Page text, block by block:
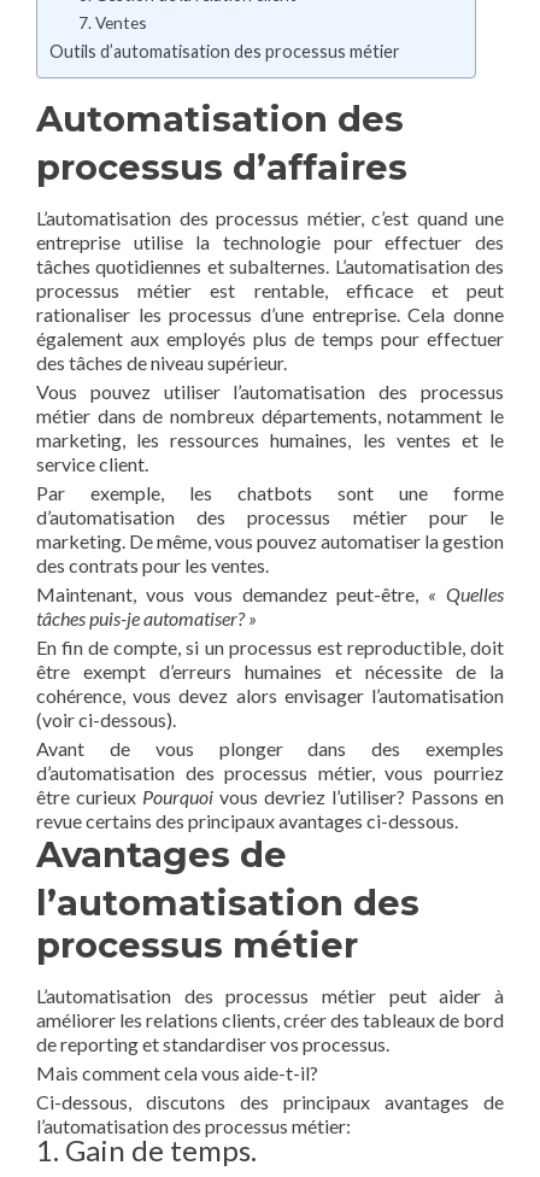
7. Ventes
Outils d’automatisation des processus métier
Automatisation des
processus d’affaires
L’automatisation des processus métier, c’est quand une
entreprise utilise la technologie pour effectuer des
tâches quotidiennes et subalternes. L’automatisation des
processus métier est rentable, efficace et peut
rationaliser les processus d’une entreprise. Cela donne
également aux employés plus de temps pour effectuer
des tâches de niveau supérieur.
Vous pouvez utiliser l’automatisation des processus
métier dans de nombreux départements, notamment le
marketing, les ressources humaines, les ventes et le
service client.
Par exemple, les chatbots sont une forme
d’automatisation des processus métier pour le
marketing. De même, vous pouvez automatiser la gestion
des contrats pour les ventes.
Maintenant, vous vous demandez peut-être, « Quelles
tâches puis-je automatiser? »
En fin de compte, si un processus est reproductible, doit
être exempt d’erreurs humaines et nécessite de la
cohérence, vous devez alors envisager l’automatisation
(voir ci-dessous).
Avant de vous plonger dans des exemples
d’automatisation des processus métier, vous pourriez
être curieux Pourquoi vous devriez l’utiliser? Passons en
revue certains des principaux avantages ci-dessous.
Avantages de
l’automatisation des
processus métier
L’automatisation des processus métier peut aider à
améliorer les relations clients, créer des tableaux de bord
de reporting et standardiser vos processus.
Mais comment cela vous aide-t-il?
Ci-dessous, discutons des principaux avantages de
l’automatisation des processus métier:
1. Gain de temps.